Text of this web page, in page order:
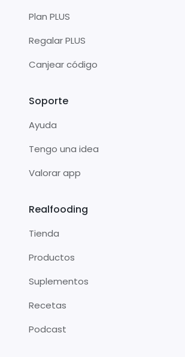
Plan PLUS
Regalar PLUS
Canjear código
Soporte
Ayuda
Tengo una idea
Valorar app
Realfooding
Tienda
Productos
Suplementos
Recetas
Podcast